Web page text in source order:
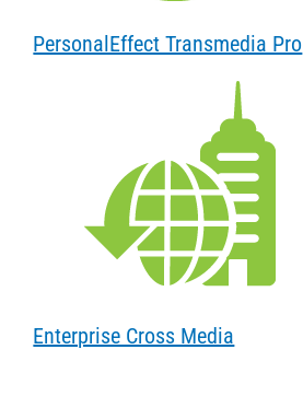
PersonalEffect Transmedia Pro
Enterprise Cross Media